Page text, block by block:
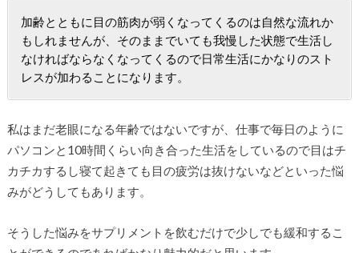
加齢とともに目の筋肉が弱くなってくるのは自然な流れか
もしれませんが、そのままでいても我慢した状態で生活し
なければならなくなってくるので日常生活にかなりのスト
レスが加わることになります。
私はまだ老眼になる年齢ではないですが、仕事で毎日のように
パソコンと10時間くらい向き合った生活をしているので目はチ
カチカするし寝て起きても目の疲労は抜けないなどといった悩
みがどうしてもあります。
そうした悩みをサプリメントを飲むだけで少しでも緩和するこ